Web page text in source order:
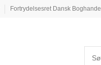
Fortrydelsesret Dansk Boghandel